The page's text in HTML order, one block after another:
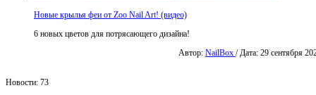
Новые крылья феи от Zoo Nail Art! (видео)
6 новых цветов для потрясающего дизайна!
Автор: NailBox / Дата: 29 сентября
Новости: 73